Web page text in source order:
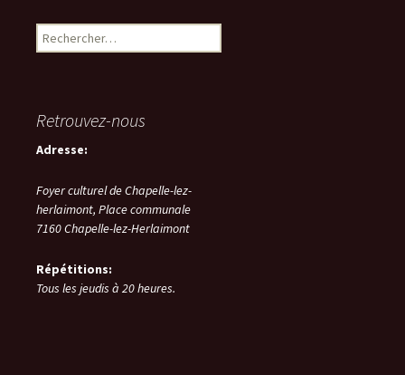
Rechercher :
Retrouvez-nous
Adresse:
Foyer culturel de Chapelle-lez-
herlaimont, Place communale
7160Chapelle-lez-Herlaimont
Répétitions:
Tous les jeudis à 20 heures.